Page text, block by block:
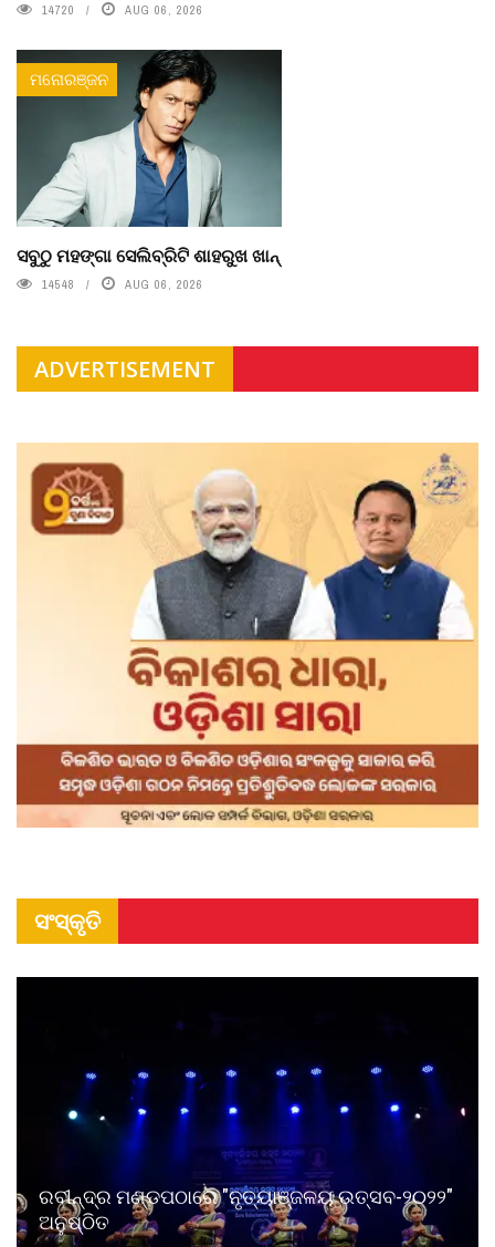
14720 AUG 06, 2026
ମନୋରଞ୍ଜନ
ସବୁଠୁ ମହଙ୍ଗା ସେଲିବ୍ରିଟି ଶାହରୁଖ ଖାନ୍
14548 AUG 06, 2026
ADVERTISEMENT
ସଂସ୍କୃତି
ରବୀନ୍ଦ୍ର ମଣ୍ଡପଠାରେ "ନୃତ୍ୟାଞ୍ଜଳୟ ଉତ୍ସବ-୨୦୨୨"
ଅନୁଷ୍ଠିତ